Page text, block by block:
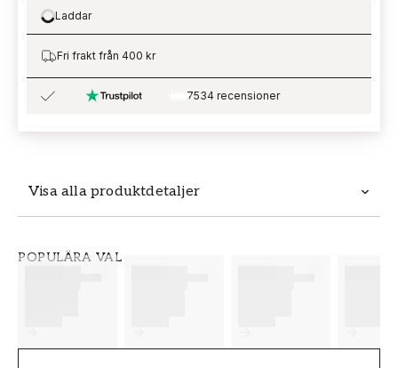
Visa alla produktdetaljer
POPULÄRA VAL
Loading…
Laddar
Fri frakt från 400 kr
7534 recensioner